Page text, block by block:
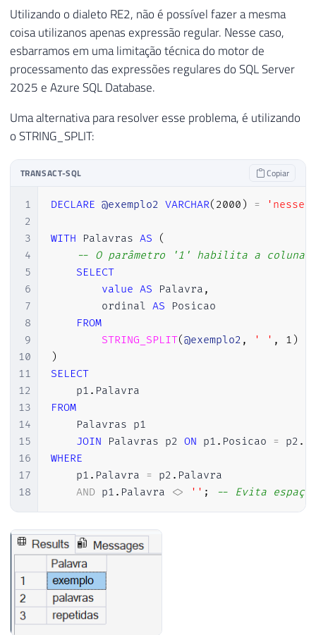
Utilizando o dialeto RE2, não é possível fazer a mesma
coisa utilizanos apenas expressão regular. Nesse caso,
esbarramos em uma limitação técnica do motor de
processamento das expressões regulares do SQL Server
2025 e Azure SQL Database.
Uma alternativa para resolver esse problema, é utilizando
o STRING_SPLIT:
TRANSACT-SQL Copiar
1
2
3
4
5
6
7
8
9
10
11
12
13
14
15
16
17
18
DECLARE @exemplo2 VARCHAR( 2000 ) = 'nesse
WITH Palavras AS
(
-- O parâmetro '1' habilita a
SELECT
value AS Palavra ,
        ordinal
AS Posicao
FROM
STRING_SPLIT(@exemplo2 , ' ' , 1 )
)
SELECT
    p1
.
FROM
    Palavras p1
JOIN Palavras p2 ON p1 . Posicao = p2 .
WHERE
    p1
. Palavra = p2 . Palavra
AND p1 . Palavra <> '' ; -- Evita